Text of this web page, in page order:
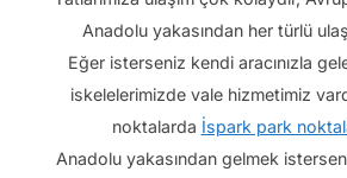
Anadolu yakasından her türlü
Eğer isterseniz kendi aracınızla
iskelelerimizde vale hizmetimiz
noktalarda İspark park
Anadolu yakasından gelmek